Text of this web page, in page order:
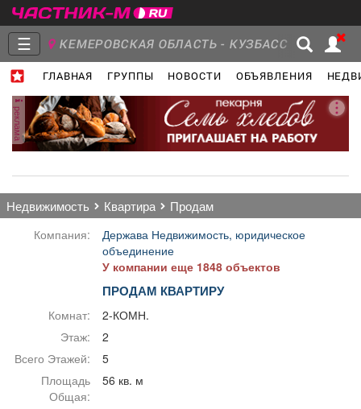
☰ КЕМЕРОВСКАЯ ОБЛАСТЬ - КУЗБАСС
ГЛАВНАЯ ГРУППЫ НОВОСТИ ОБЪЯВЛЕНИЯ
Главная
Группы Новости
реклама
недвижимость квартира продам
Компания:
Держава Недвижимость, юридическое
объединение
У компании еще 1848 объектов
ПРОДАМ КВАРТИРУ
Комнат:
2-КОМН.
Этаж:
2
Всего Этажей:
5
Площадь
Общая:
56 кв. м